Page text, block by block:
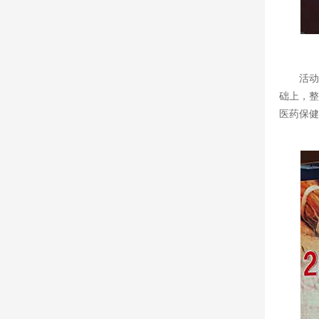
活
础上，
医药保